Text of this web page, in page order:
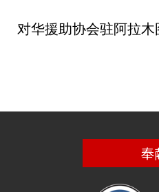
对华援助协会驻阿拉
奉